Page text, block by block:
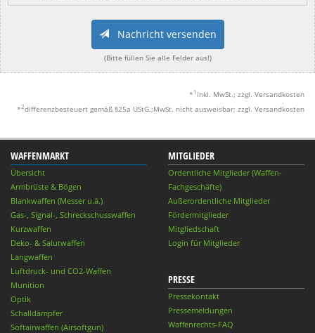
Nachricht versenden
(Bitte füllen Sie alle Felder aus!)
* 1 inkl. MwSt.; zzgl. Versandkosten
*2differenzbesteuert gemäß §25a UStG.;MwSt. nicht ausweisbar; zzgl. Versandkosten
WAFFENMARKT
Übersicht
Armbrüste & Bögen
Blankwaffen (Messer u.ä.)
Gas-, Signal-, Schreckschusswaffen
Kurzwaffen
Deko- & Salutwaffen
Langwaffen
Luftdruck- und CO2-Waffen
Munition
Optik
Schalldämpfer
Softairwaffen (Airsoftgun)
MITGLIEDER
Ordentliche Mitglieder (Waffen-
Fachgeschäfte)
Außerordentliche Mitglieder
Fördermitglieder
Mitgliedschaft
Login für Mitglieder
PRESSE
Pressekontakt
Pressemeldungen
Waffenrechts-FAQ